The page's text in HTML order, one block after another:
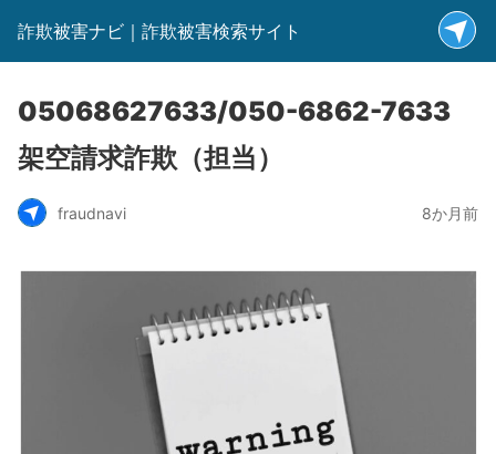
詐欺被害ナビ｜詐欺被害検索サイト
05068627633/050-6862-7633
架空請求詐欺（担当）
fraudnavi 8か月前